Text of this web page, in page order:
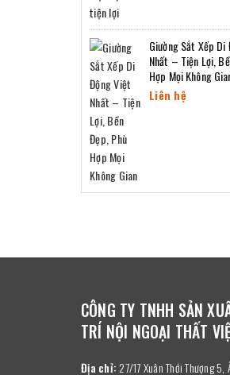
Giường Sắt Xếp
Nhất – Tiện Lợi,
Hợp Mọi Không
Liên hệ
CÔNG TY TNHH SẢN
TRÍ NỘI NGOẠI THẤT
Địa chỉ: 27/17 Xuân Thới Thượng